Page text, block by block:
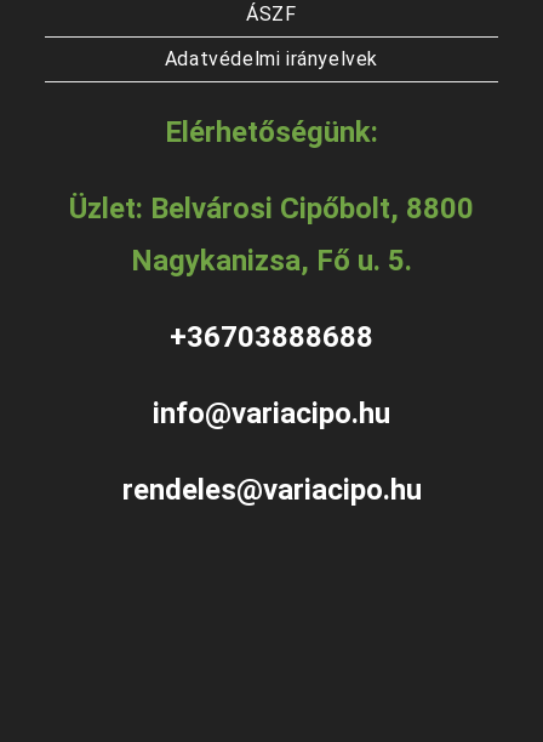
ÁSZF
Adatvédelmi irányelvek
Elérhetőségünk:
Üzlet: Belvárosi Cipőbolt, 8800
Nagykanizsa, Fő u. 5.
+36703888688
info@variacipo.hu
rendeles@variacipo.hu